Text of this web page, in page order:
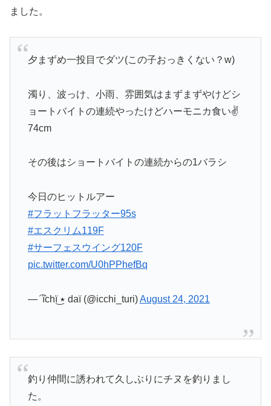
ました。
夕まずめ一投目でダツ(この子おっきくない？w)
濁り、波っけ、小雨、雰囲気はまずまずやけどシ
ョートバイトの連続やったけどハーモニカ食い✌️
74cm
その後はショートバイトの連続からの1バラシ
今日のヒットルアー
#フラットフラッター95s
#エスクリム119F
#サーフェスウイング120F
pic.twitter.com/U0hPPhefBq
— ͡ ïchï ٭͜ daï (@icchi_turi)August 24, 2021
釣り仲間に誘われて久しぶりにチヌを釣りまし
た。